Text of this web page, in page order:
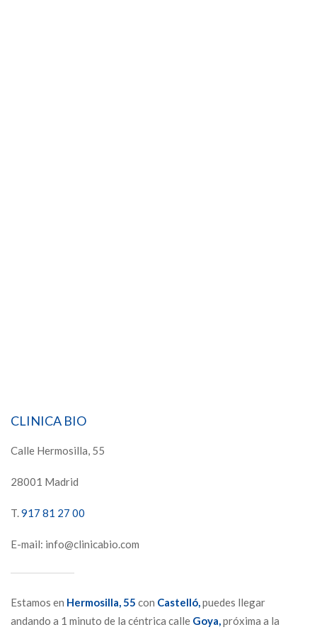
CLINICA BIO
Calle Hermosilla, 55
28001 Madrid
T.917 81 27 00
E-mail: info@clinicabio.com
Estamos en Hermosilla,55 con Castelló,puedes llegar
andando a 1 minuto de la céntrica calle Goya,próxima a la